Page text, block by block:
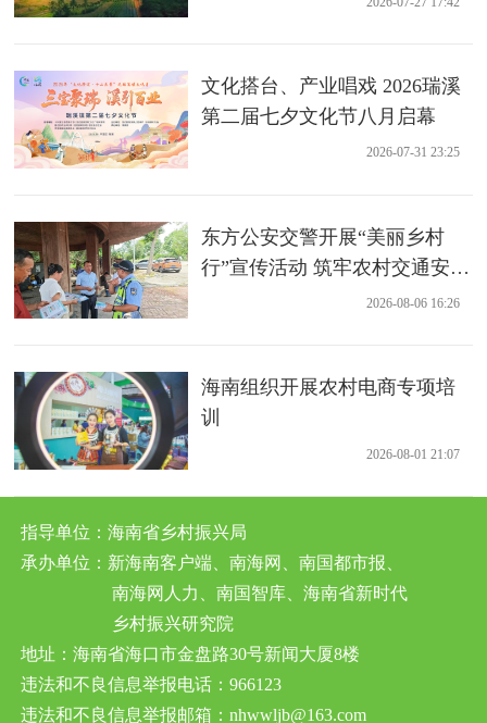
文化搭台、产业唱戏 2026瑞溪
第二届七夕文化节八月启幕
2026-07-31 23:25
东方公安交警开展“美丽乡村
行”宣传活动 筑牢农村交通安全
2026-08-06 16:26
海南组织开展农村电商专项培
训
2026-08-01 21:07
指导单位：海南省乡村振兴局
承办单位：新海南客户端、南海网、南国都市报、
南海网人力、南国智库、海南省新时代
乡村振兴研究院
地址：海南省海口市金盘路30号新闻大厦8楼
违法和不良信息举报电话：966123
违法和不良信息举报邮箱：nhwwljb@163.com